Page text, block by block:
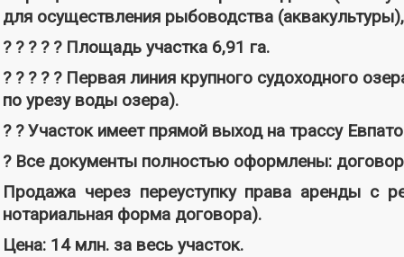
для осуществления рыбоводства
? ? ? ? ? Площадь участка 6,91 га.
? ? ? ? ? Первая линия крупного судоходного
по урезу воды озера).
? ? Участок имеет прямой выход на трассу
? Все документы полностью оформлены:
Продажа через переуступку права аренды с
нотариальная форма договора).
Цена: 14 млн. за весь участок.